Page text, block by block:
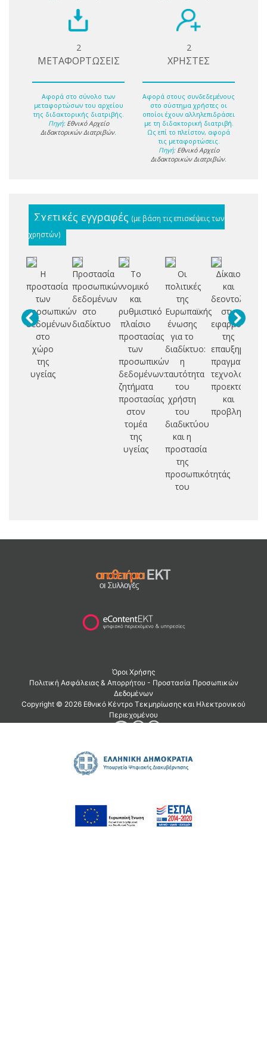
2
ΜΕΤΑΦΟΡΤΩΣΕΙΣ
Αφορά στο σύνολο των
μεταφορτώσων του αρχείου
της διδακτορικής διατριβής.
Πηγή: Εθνικό Αρχείο
Διδακτορικών Διατριβών.
2
ΧΡΗΣΤΕΣ
Αφορά στους συνδεδεμένους
στο σύστημα χρήστες οι
οποίοι έχουν αλληλεπιδράσει
με τη διδακτορική διατριβή.
Ως επί το πλείστον, αφορά
τις μεταφορτώσεις.
Πηγή: Εθνικό Αρχείο
Διδακτορικών Διατριβών.
Σχετικές εγγραφές (με βάση τις επισκέψεις των
χρηστών)
Η
προστασία
των
προσωπικών
δεδομένων
στο
χώρο
της
υγείας
Προστασία
προσωπικών
δεδομένων
στο
διαδίκτυο
Το
νομικό
και
ρυθμιστικό
πλαίσιο
προστασίας
των
προσωπικών
δεδομένων:
ζητήματα
προστασίας
στον
τομέα
της
υγείας
Οι
πολιτικές
της
Ευρωπαϊκής
ένωσης
για το
διαδίκτυο:
η
ταυτότητα
του
χρήστη
του
διαδικτύου
και η
προστασία
της
προσωπικότητάς
του
Δίκαιο
και
δεοντολογία
στις
εφαρμογές
της
επαυξημένης
τεχνολογικές
προεκτάσεις
και